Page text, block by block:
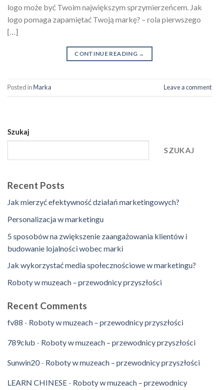
logo może być Twoim największym sprzymierzeńcem. Jak
logo pomaga zapamiętać Twoją markę? – rola pierwszego
[…]
CONTINUE READING →
Posted inMarka Leave a comment
Szukaj
SZUKAJ
Recent Posts
Jak mierzyć efektywność działań marketingowych?
Personalizacja w marketingu
5 sposobów na zwiększenie zaangażowania klientów i
budowanie lojalności wobec marki
Jak wykorzystać media społecznościowe w marketingu?
Roboty w muzeach – przewodnicy przyszłości
Recent Comments
fv88 - Roboty w muzeach – przewodnicy przyszłości
789club - Roboty w muzeach – przewodnicy przyszłości
Sunwin20- Roboty w muzeach – przewodnicy przyszłości
LEARN CHINESE - Roboty w muzeach – przewodnicy